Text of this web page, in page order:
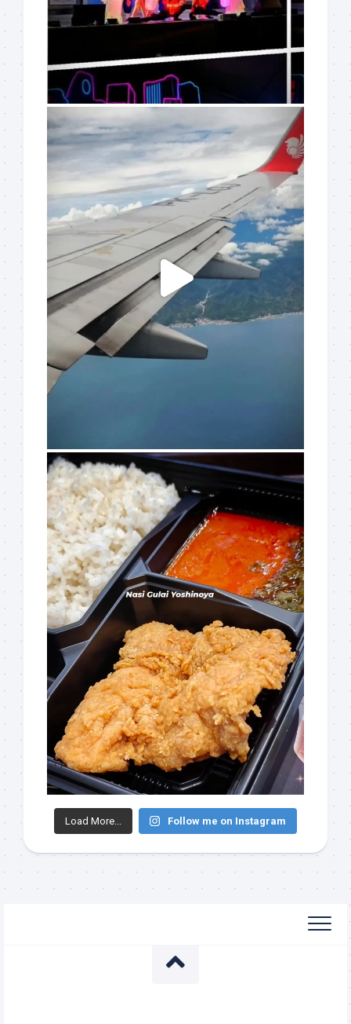
Load More... Follow me on Instagram